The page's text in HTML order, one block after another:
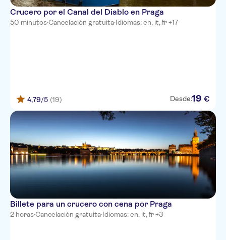
Crucero por el Canal del Diablo en Praga
50 minutos·Cancelación gratuita·Idiomas: en, it, fr +17
4,79/5 (19) Desde:19 €
Billete para un crucero con cena por Praga
2 horas·Cancelación gratuita·Idiomas: en, it, fr +3